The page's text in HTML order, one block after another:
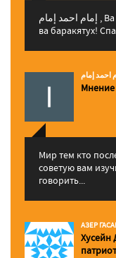
إمام احمد إمام , Ва алейкум ассалам ва рахматуЛлахи
ва баракятух!
احمد إمام
Мнение
Мир тем кто
советую вам
говорить...
АЗЕР
Хусейн